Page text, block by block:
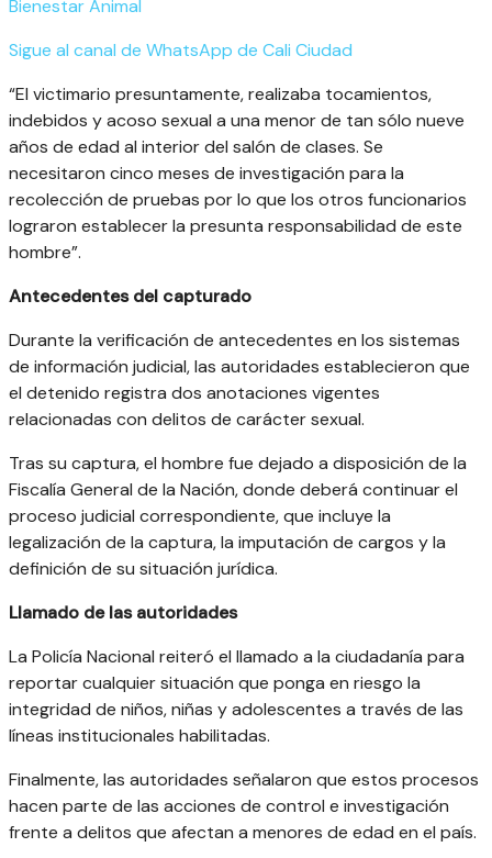
Bienestar Animal
Sigue al canal de WhatsApp de Cali Ciudad
“El victimario presuntamente, realizaba tocamientos,
indebidos y acoso sexual a una menor de tan sólo nueve
años de edad al interior del salón de clases. Se
necesitaron cinco meses de investigación para la
recolección de pruebas por lo que los otros funcionarios
lograron establecer la presunta responsabilidad de este
hombre”.
Antecedentes del capturado
Durante la verificación de antecedentes en los sistemas
de información judicial, las autoridades establecieron que
el detenido registra dos anotaciones vigentes
relacionadas con delitos de carácter sexual.
Tras su captura, el hombre fue dejado a disposición de la
Fiscalía General de la Nación, donde deberá continuar el
proceso judicial correspondiente, que incluye la
legalización de la captura, la imputación de cargos y la
definición de su situación jurídica.
Llamado de las autoridades
La Policía Nacional reiteró el llamado a la ciudadanía para
reportar cualquier situación que ponga en riesgo la
integridad de niños, niñas y adolescentes a través de las
líneas institucionales habilitadas.
Finalmente, las autoridades señalaron que estos procesos
hacen parte de las acciones de control e investigación
frente a delitos que afectan a menores de edad en el país.